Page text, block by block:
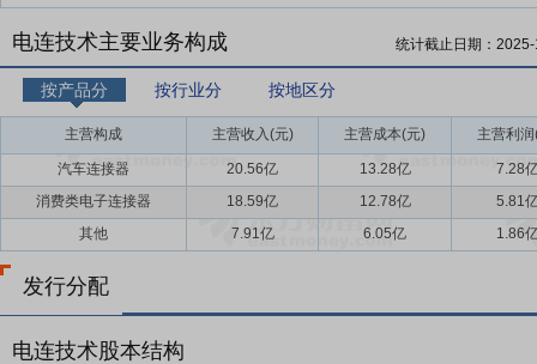
电连技术主要业务构成 统计截止日期：
按产品分 按行业分 按地区分
主营构成 主营收入(元) 主营成本(元) 主营利
汽车连接器 20.56亿 13.28亿
7.28
消费类电子连接器
18.59亿 12.78亿
5.81
其他
7.91亿 6.05亿 1.86
发行分配
电连技术股本结构